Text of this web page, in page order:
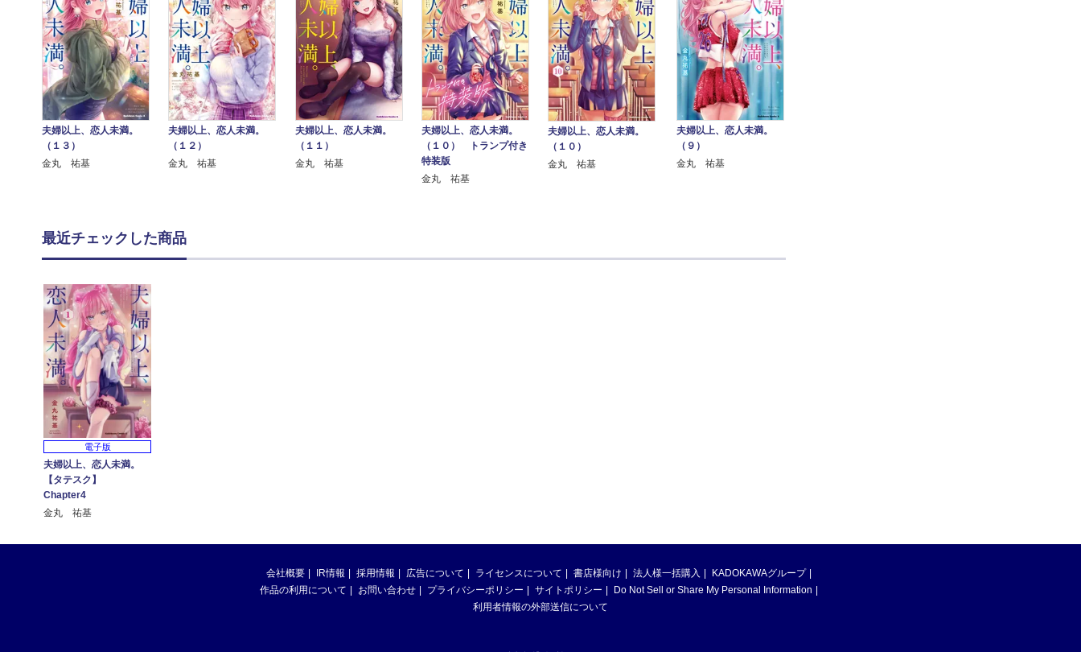
夫婦以上、恋人未満。
（１３）
金丸 祐基
夫婦以上、恋人未満。
（１２）
金丸 祐基
夫婦以上、恋人未満。
（１１）
金丸 祐基
夫婦以上、恋人未満。
（１０） トランプ付き
特装版
金丸 祐基
夫婦以上、恋人未満。
（１０）
金丸 祐基
夫婦以上、恋人未満。
（９）
金丸 祐基
最近チェックした商品
電子版
夫婦以上、恋人未満。
【タテスク】
Chapter4
金丸 祐基
会社概要 IR情報 採用情報 広告について ライセンスについて 書店様向け 法人様一括購入
KADOKAWAグループ
作品の利用について
お問い合わせ プライバシーポリシー サイトポリシー
Do Not Sell or Share My Personal Information
利用者情報の外部送信について